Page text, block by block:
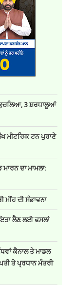
3 ਸ਼ਰਧਾਲੂਆਂ
ਮੀਟਰਿਕ ਟਨ ਪੁਰਾਣੇ
ਦਾ ਮਾਮਲਾ:
ਮੀਂਹ ਦੀ ਸੰਭਾਵਨਾ
ਲੈਣ ਲਈ ਫਸਲਾਂ
ਕੈਨਾਲ ਤੇ ਮਾਡਲ
ਤੇ ਪ੍ਰਧਾਨ ਮੰਤਰੀ